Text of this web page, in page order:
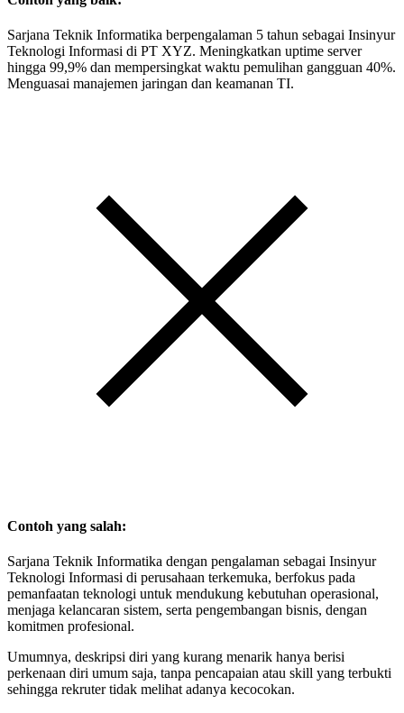
Sarjana Teknik Informatika berpengalaman 5 tahun sebagai Insinyur
Teknologi Informasi di PT XYZ. Meningkatkan uptime server
hingga 99,9% dan mempersingkat waktu pemulihan gangguan 40%.
Menguasai manajemen jaringan dan keamanan TI.
Contoh yang salah:
Sarjana Teknik Informatika dengan pengalaman sebagai Insinyur
Teknologi Informasi di perusahaan terkemuka, berfokus pada
pemanfaatan teknologi untuk mendukung kebutuhan operasional,
menjaga kelancaran sistem, serta pengembangan bisnis, dengan
komitmen profesional.
Umumnya, deskripsi diri yang kurang menarik hanya berisi
perkenaan diri umum saja, tanpa pencapaian atau skill yang terbukti
sehingga rekruter tidak melihat adanya kecocokan.